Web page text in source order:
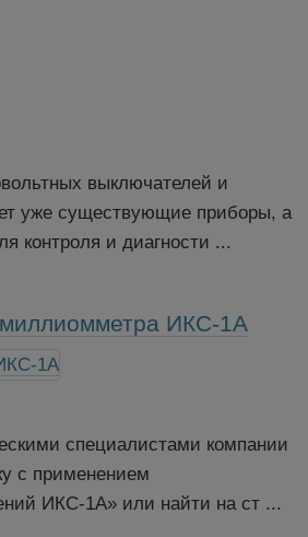
выключателей и
уже существующие приборы, а
контроля и диагности ...
ИКС-1А
специалистами компании
с применением
ИКС-1А» или найти на ст ...